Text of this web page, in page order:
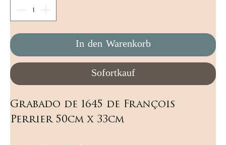
In den Warenkorb
Sofortkauf
Grabado de 1645 de François
Perrier 50cm x 33cm